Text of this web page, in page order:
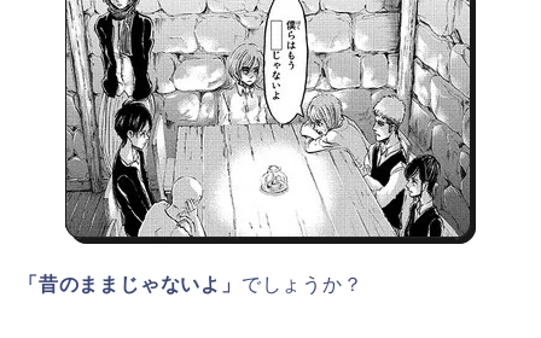
「昔のままじゃないよ」 でしょうか？